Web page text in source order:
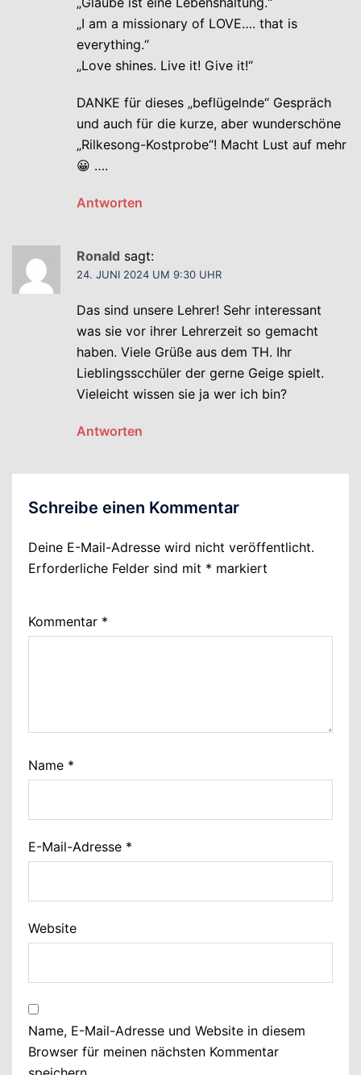
„I am a missionary of LOVE…. that is
everything.“
„Love shines. Live it! Give it!“
DANKE für dieses „beflügelnde“ Gespräch
und auch für die kurze, aber wunderschöne
„Rilkesong-Kostprobe“! Macht Lust auf mehr
😀 ….
Antworten
Ronald sagt:
24. JUNI 2024 UM 9:30 UHR
Das sind unsere Lehrer! Sehr interessant
was sie vor ihrer Lehrerzeit so gemacht
haben. Viele Grüße aus dem TH. Ihr
Lieblingsscchüler der gerne Geige spielt.
Vieleicht wissen sie ja wer ich bin?
Antworten
Schreibe einen Kommentar
Deine E-Mail-Adresse wird nicht veröffentlicht.
Erforderliche Felder sind mit * markiert
Kommentar *
Name *
E-Mail-Adresse *
Website
Name, E-Mail-Adresse und Website in diesem
Browser für meinen nächsten Kommentar